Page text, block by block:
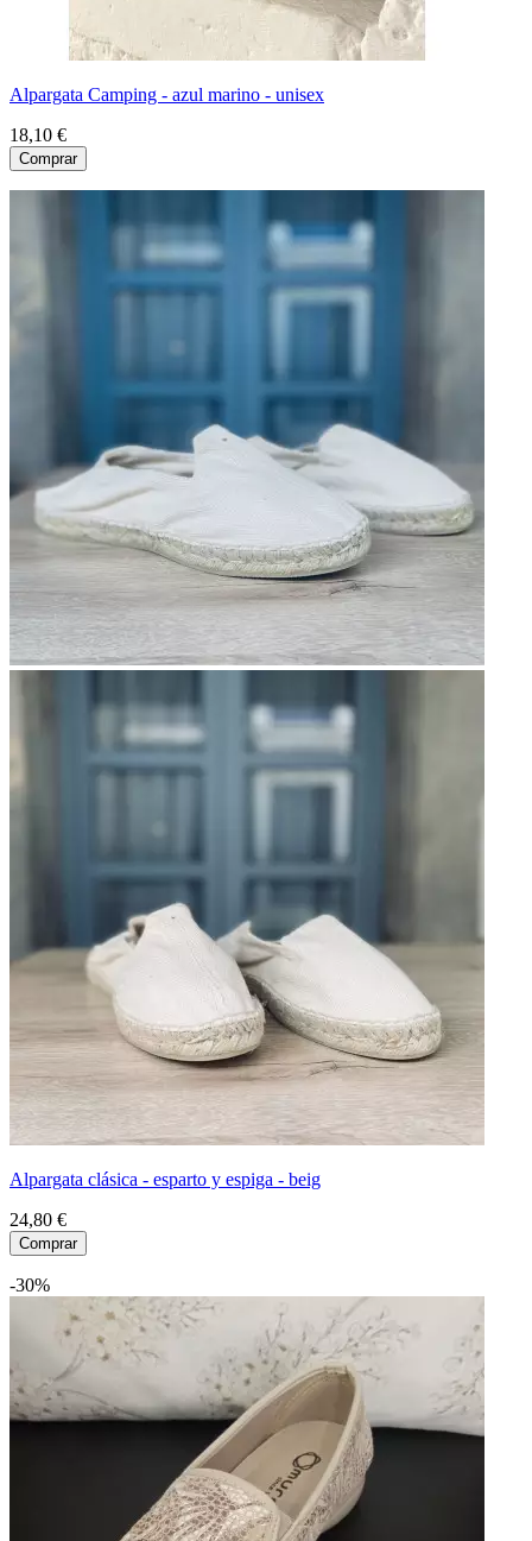
Alpargata Camping - azul marino - unisex
18,10 €
Comprar
Alpargata clásica - esparto y espiga - beig
24,80 €
Comprar
-30%